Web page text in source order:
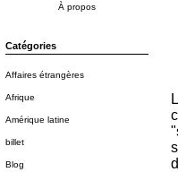
À propos
Catégories
Affaires étrangères
Afrique
Amérique latine
billet
Blog